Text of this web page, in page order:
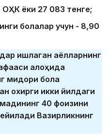
ОҲК ёки 27 083 тенге;
болалар учун - 8,90
ишлаган аёлларнинг
алоҳида
миқдори бола
охирги икки йилдаги
40 фоизини
Вазирликнинг